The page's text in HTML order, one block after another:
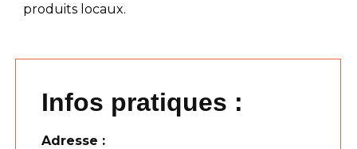
produits locaux.
Infos pratiques :
Adresse :